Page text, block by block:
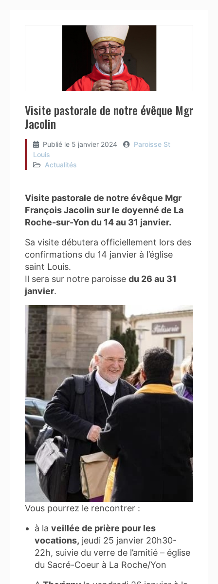
Visite pastorale de notre évêque Mgr
Jacolin
Publié le 5 janvier 2024
Paroisse St
Louis
Actualités
Visite pastorale de notre évêque Mgr
François Jacolin sur le doyenné de La
Roche-sur-Yon du 14 au 31 janvier.
Sa visite débutera officiellement lors des
confirmations du 14 janvier à l’église
saint Louis.
Il sera sur notre paroisse du 26 au 31
janvier.
Vous pourrez le rencontrer :
à la veillée de prière pour les
vocations, jeudi 25 janvier 20h30-
22h, suivie du verre de l’amitié – église
du Sacré-Coeur à La Roche/Yon